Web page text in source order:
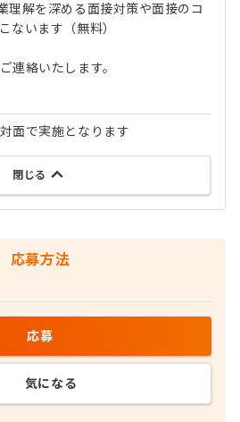
理解を深める面接対策や面接のコ
ないます（無料）
連絡いたします。
面で実施となります
閉じる
応募方法
応募
気になる